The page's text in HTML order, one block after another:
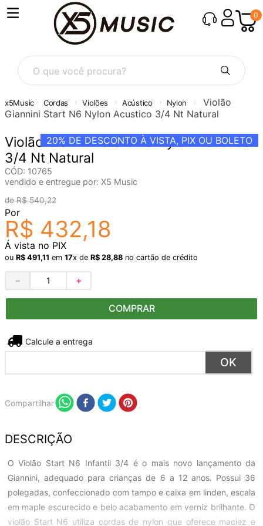
0
O que você procura?
Cordas Violões Acústico Nylon
Violão
Giannini Start N6 Nylon Acustico 3/4 Nt Natural
20% DE DESCONTO À VISTA, PIX OU BOLETO
Violão Giannini Start N6 Nylon Acustico
3/4 Nt Natural
CÓD: 10765
vendido e entregue por: X5 Music
R$ 540,22
Por
R$ 432,18
Á vista no PIX
ou R$ 491,11 em 17x de R$ 28,88 no cartão de crédito
＋
－
COMPRAR
Não sei meu CEP
Compartilhar
DESCRIÇÃO
O Violão Start N6 Infantil 3/4 é o mais novo lançamento da
Giannini, adequado para crianças de 6 a 12 anos. Possui 36
polegadas, confeccionado com tampo e caixa em linden, escala
em maple escurecido e belo acabamento em verniz brilhante. O
violão Start N6 utiliza cordas de nylon que oferece maciez e